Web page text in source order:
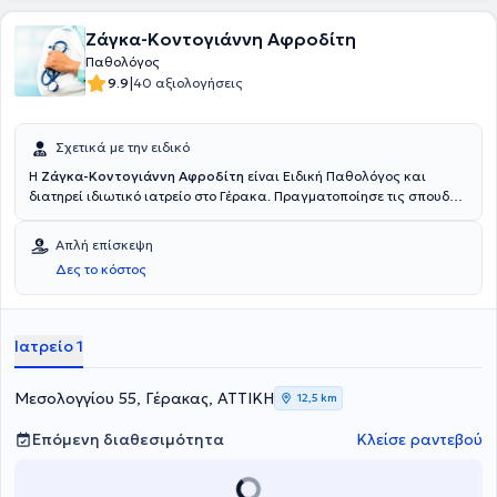
Ζάγκα-Κοντογιάννη Αφροδίτη
Παθολόγος
9.9|40 αξιολογήσεις
Σχετικά με την ειδικό
Η Ζάγκα-Κοντογιάννη Αφροδίτη είναι Ειδική Παθολόγος και
διατηρεί ιδιωτικό ιατρείο στο Γέρακα. Πραγματοποίησε τις σπουδές
και ειδικεύθηκε στο νοσοκομείο Αλεξάνδρα. Διαθέτει εμπειρία και
εξειδικεύεται στο σακχαρώδη διαβήτη, στην αρτηριακή υπέρταση
και στην εσωτερική παθολογία.
Απλή επίσκεψη
Δες το κόστος
Ιατρείο 1
Μεσολογγίου 55, Γέρακας, ΑΤΤΙΚΗ 12,5 km
Επόμενη διαθεσιμότητα Κλείσε ραντεβού